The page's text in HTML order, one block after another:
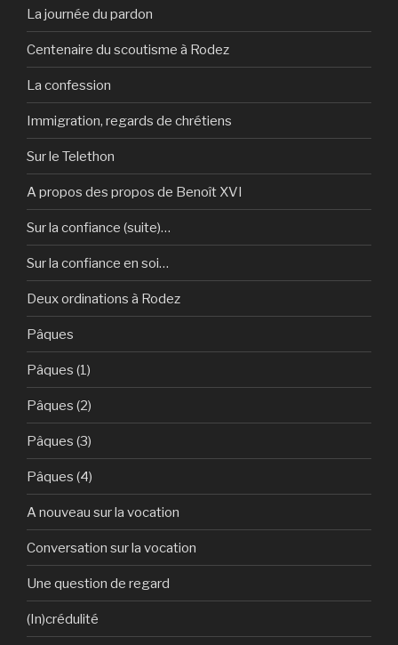
La journée du pardon
Centenaire du scoutisme à Rodez
La confession
Immigration, regards de chrétiens
Sur le Telethon
A propos des propos de Benoît XVI
Sur la confiance (suite)…
Sur la confiance en soi…
Deux ordinations à Rodez
Pâques
Pâques (1)
Pâques (2)
Pâques (3)
Pâques (4)
A nouveau sur la vocation
Conversation sur la vocation
Une question de regard
(In)crédulité